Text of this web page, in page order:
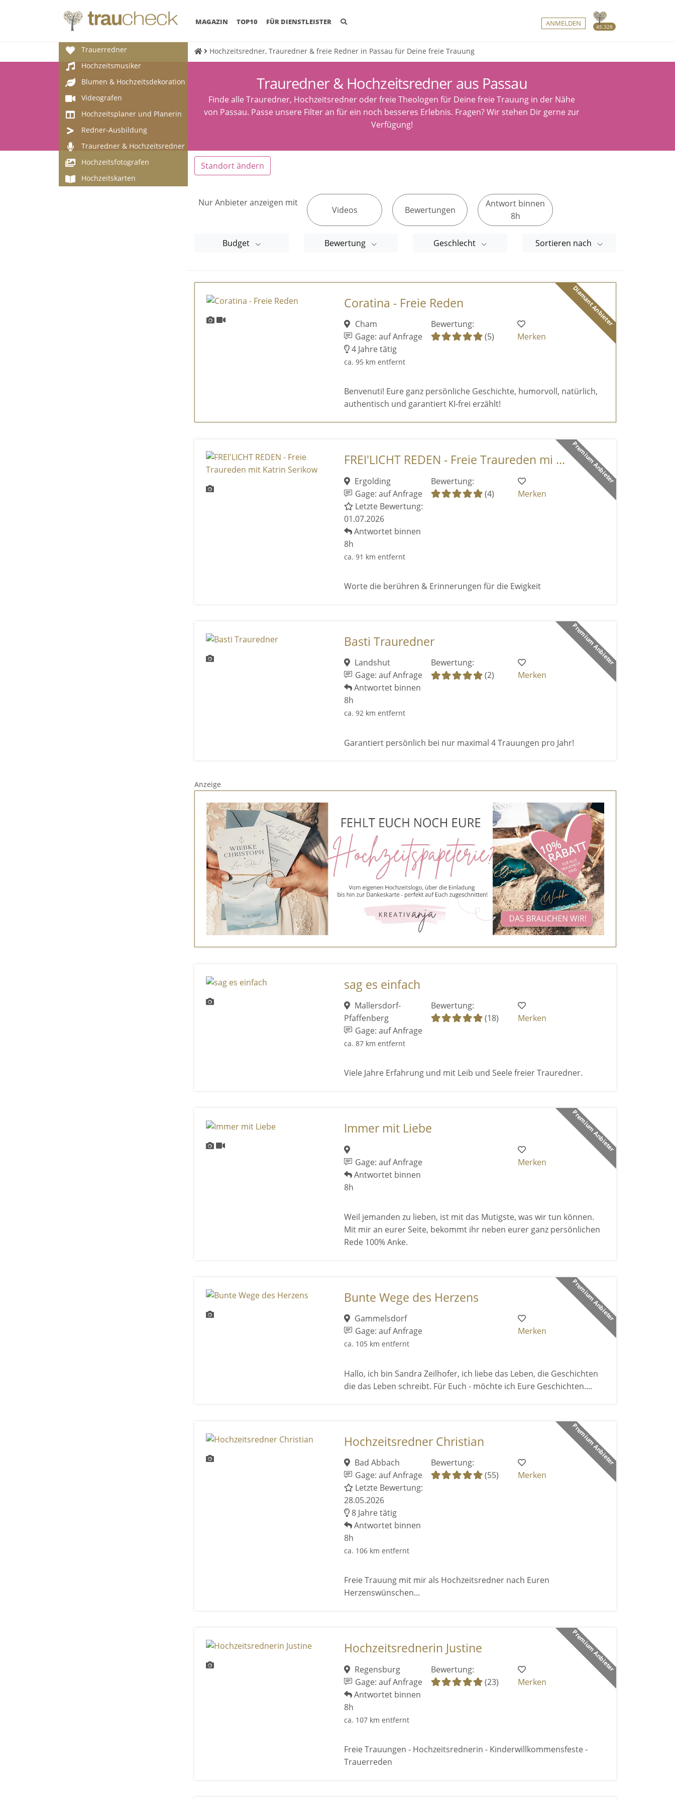
45.328
MAGAZIN (CURRENT)
TOP10 FÜR DIENSTLEISTER ANMELDEN
Trauerredner
Hochzeitsmusiker
Blumen & Hochzeitsdekoration
Videografen
Hochzeitsplaner und Planerin
Redner-Ausbildung
Trauredner & Hochzeitsredner
Hochzeitsfotografen
Hochzeitskarten
Hochzeitsredner, Trauredner & freie Redner in Passau für Deine freie Trauung
Trauredner & Hochzeitsredner aus Passau
Finde alle Trauredner, Hochzeitsredner oder freie Theologen für Deine freie Trauung in der Nähe
von Passau. Passe unsere Filter an für ein noch besseres Erlebnis. Fragen? Wir stehen Dir gerne zur
Verfügung!
Standort ändern
Nur Anbieter anzeigen mit
Videos Bewertungen
Antwort binnen
8h
Budget Bewertung Geschlecht Sortieren nach
Diamant Anbieter
Coratina - Freie Reden
Cham
Gage: auf Anfrage
4 Jahre tätig
ca. 95 km entfernt
Bewertung:
(5)
Merken
Benvenuti! Eure ganz persönliche Geschichte, humorvoll, natürlich,
authentisch und garantiert KI-frei erzählt!
Premium Anbieter
FREI'LICHT REDEN - Freie Traureden mi ...
Ergolding
Gage: auf Anfrage
Letzte Bewertung:
01.07.2026
Antwortet binnen
8h
ca. 91 km entfernt
Bewertung:
(4)
Merken
Worte die berühren & Erinnerungen für die Ewigkeit
Premium Anbieter
Basti Trauredner
Landshut
Gage: auf Anfrage
Antwortet binnen
8h
ca. 92 km entfernt
Bewertung:
(2)
Merken
Garantiert persönlich bei nur maximal 4 Trauungen pro Jahr!
Anzeige
sag es einfach
Mallersdorf-
Pfaffenberg
Gage: auf Anfrage
ca. 87 km entfernt
Bewertung:
(18)
Merken
Viele Jahre Erfahrung und mit Leib und Seele freier Trauredner.
Premium Anbieter
Immer mit Liebe
Gage: auf Anfrage
Antwortet binnen
8h
Merken
Weil jemanden zu lieben, ist mit das Mutigste, was wir tun können.
Mit mir an eurer Seite, bekommt ihr neben eurer ganz persönlichen
Rede 100% Anke.
Premium Anbieter
Bunte Wege des Herzens
Gammelsdorf
Gage: auf Anfrage
ca. 105 km entfernt
Merken
Hallo, ich bin Sandra Zeilhofer, ich liebe das Leben, die Geschichten
die das Leben schreibt. Für Euch - möchte ich Eure Geschichten....
Premium Anbieter
Hochzeitsredner Christian
Bad Abbach
Gage: auf Anfrage
Letzte Bewertung:
28.05.2026
8 Jahre tätig
Antwortet binnen
8h
ca. 106 km entfernt
Bewertung:
(55)
Merken
Freie Trauung mit mir als Hochzeitsredner nach Euren
Herzenswünschen...
Premium Anbieter
Hochzeitsrednerin Justine
Regensburg
Gage: auf Anfrage
Antwortet binnen
8h
ca. 107 km entfernt
Bewertung:
(23)
Merken
Freie Trauungen - Hochzeitsrednerin - Kinderwillkommensfeste -
Trauerreden